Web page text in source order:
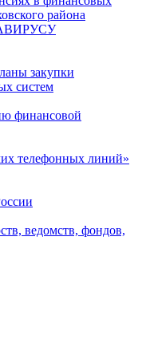
района
закупки
систем
финансовой
телефонных линий»
ведомств, фондов,